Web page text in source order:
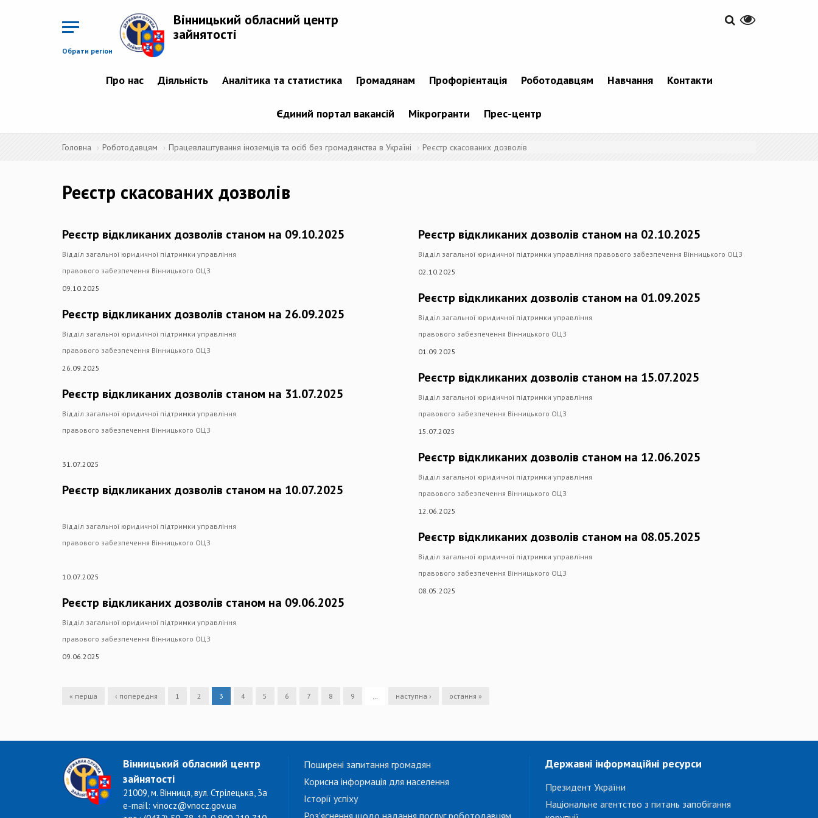
Обрати регіон
Вінницький обласний центр
зайнятості
Про нас Діяльність Аналітика та статистика Громадянам Профорієнтація Роботодавцям Навчання Контакти
Єдиний портал вакансій Мікрогранти Прес-центр
Головна Роботодавцям Працевлаштування іноземців та осіб без громадянства в Україні Реєстр скасованих дозволів
Реєстр скасованих дозволів
Реєстр відкликаних дозволів станом на 09.10.2025
Відділ загальної юридичної підтримки управління
правового забезпечення Вінницького ОЦЗ
09.10.2025
Реєстр відкликаних дозволів станом на 26.09.2025
Відділ загальної юридичної підтримки управління
правового забезпечення Вінницького ОЦЗ
26.09.2025
Реєстр відкликаних дозволів станом на 31.07.2025
Відділ загальної юридичної підтримки управління
правового забезпечення Вінницького ОЦЗ
31.07.2025
Реєстр відкликаних дозволів станом на 10.07.2025
Відділ загальної юридичної підтримки управління
правового забезпечення Вінницького ОЦЗ
10.07.2025
Реєстр відкликаних дозволів станом на 09.06.2025
Відділ загальної юридичної підтримки управління
правового забезпечення Вінницького ОЦЗ
09.06.2025
Реєстр відкликаних дозволів станом на 02.10.2025
Відділ загальної юридичної підтримки управління правового забезпечення Вінницького ОЦЗ
02.10.2025
Реєстр відкликаних дозволів станом на 01.09.2025
Відділ загальної юридичної підтримки управління
правового забезпечення Вінницького ОЦЗ
01.09.2025
Реєстр відкликаних дозволів станом на 15.07.2025
Відділ загальної юридичної підтримки управління
правового забезпечення Вінницького ОЦЗ
15.07.2025
Реєстр відкликаних дозволів станом на 12.06.2025
Відділ загальної юридичної підтримки управління
правового забезпечення Вінницького ОЦЗ
12.06.2025
Реєстр відкликаних дозволів станом на 08.05.2025
Відділ загальної юридичної підтримки управління
правового забезпечення Вінницького ОЦЗ
08.05.2025
« перша ‹ попередня 1 2 3 4 5 6 7 8 9 … наступна › остання »
Вінницький обласний центр
зайнятості
21009, м. Вінниця, вул. Стрілецька, 3а
e-mail: vinocz@vnocz.gov.ua
Поширені запитання громадян
Корисна інформація для населення
Історії успіху
Державні інформаційні ресурси
Президент України
Національне агентство з питань запобігання